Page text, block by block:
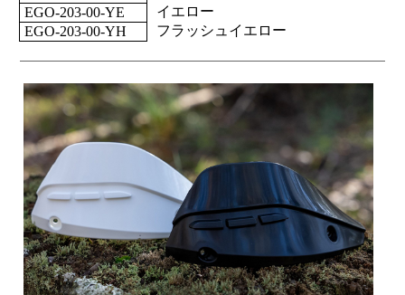
EGO-203-00-YE
イエロー
EGO-203-00-YH
フラッシュイエロー